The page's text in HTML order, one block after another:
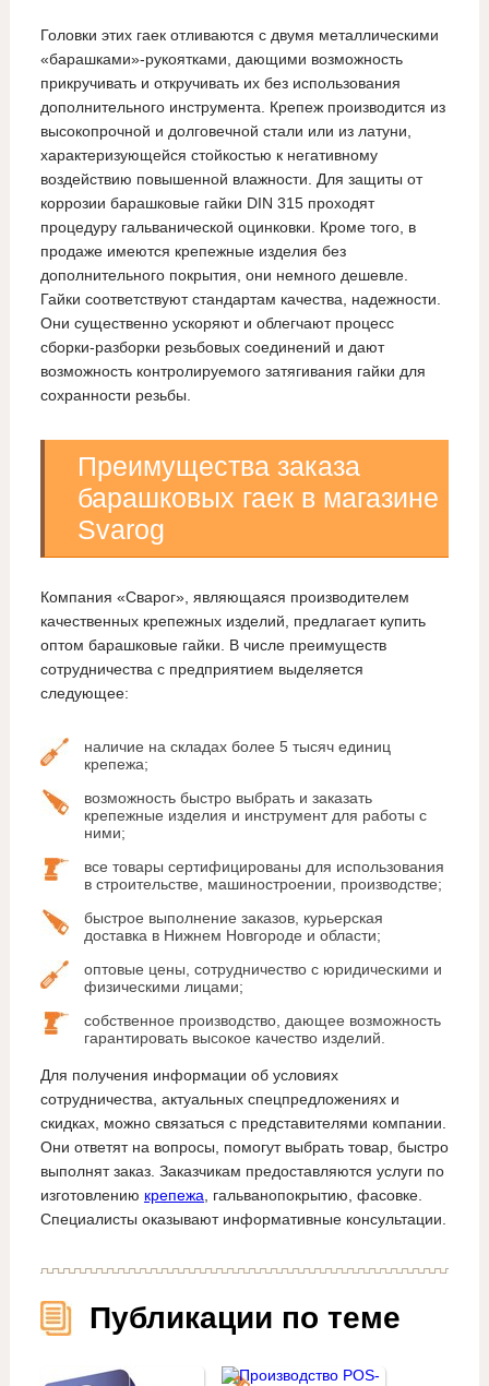
Головки этих гаек отливаются с двумя металлическими
«барашками»-рукоятками, дающими возможность
прикручивать и откручивать их без использования
дополнительного инструмента. Крепеж производится из
высокопрочной и долговечной стали или из латуни,
характеризующейся стойкостью к негативному
воздействию повышенной влажности. Для защиты от
коррозии барашковые гайки DIN 315 проходят
процедуру гальванической оцинковки. Кроме того, в
продаже имеются крепежные изделия без
дополнительного покрытия, они немного дешевле.
Гайки соответствуют стандартам качества, надежности.
Они существенно ускоряют и облегчают процесс
сборки-разборки резьбовых соединений и дают
возможность контролируемого затягивания гайки для
сохранности резьбы.
Преимущества заказа
барашковых гаек в магазине
Svarog
Компания «Сварог», являющаяся производителем
качественных крепежных изделий, предлагает купить
оптом барашковые гайки. В числе преимуществ
сотрудничества с предприятием выделяется
следующее:
наличие на складах более 5 тысяч единиц
крепежа;
возможность быстро выбрать и заказать
крепежные изделия и инструмент для работы с
ними;
все товары сертифицированы для использования
в строительстве, машиностроении, производстве;
быстрое выполнение заказов, курьерская
доставка в Нижнем Новгороде и области;
оптовые цены, сотрудничество с юридическими и
физическими лицами;
собственное производство, дающее возможность
гарантировать высокое качество изделий.
Для получения информации об условиях
сотрудничества, актуальных спецпредложениях и
скидках, можно связаться с представителями компании.
Они ответят на вопросы, помогут выбрать товар, быстро
выполнят заказ. Заказчикам предоставляются услуги по
изготовлению крепежа, гальванопокрытию, фасовке.
Специалисты оказывают информативные консультации.
Публикации по теме